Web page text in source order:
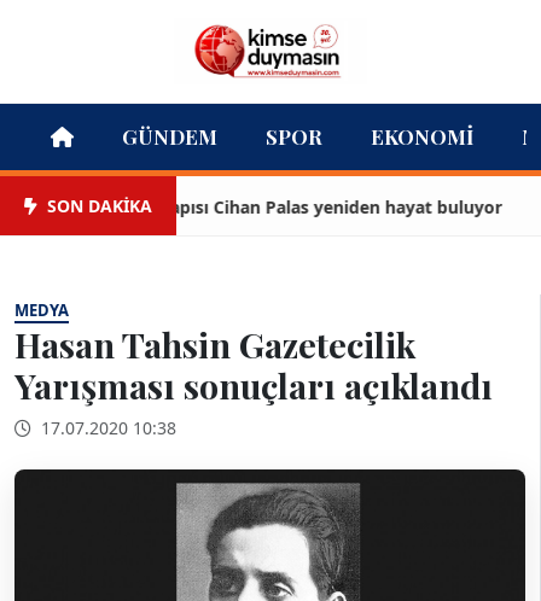
GÜNDEM SPOR EKONOMI
SON DAKİKA
simge yapısı Cihan Palas yeniden hayat buluyor
MEDYA
Hasan Tahsin Gazetecilik
Yarışması sonuçları açıklandı
17.07.2020 10:38